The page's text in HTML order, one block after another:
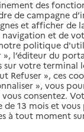
des
de campagne
et afficher de
et de
politique
l’éditeur du
sur votre terminal
Refuser », ces
», vous
consentez.
13 mois et
à tout moment